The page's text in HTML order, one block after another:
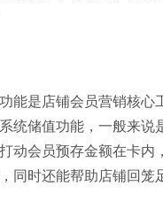
能是店铺会员营销核心
统储值功能，一般来说
动会员预存金额在卡内
同时还能帮助店铺回笼